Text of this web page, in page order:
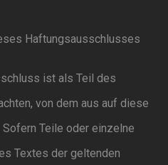
Haftungsausschlusses
ist als Teil des
von dem aus auf diese
Teile oder einzelne
Textes der geltenden